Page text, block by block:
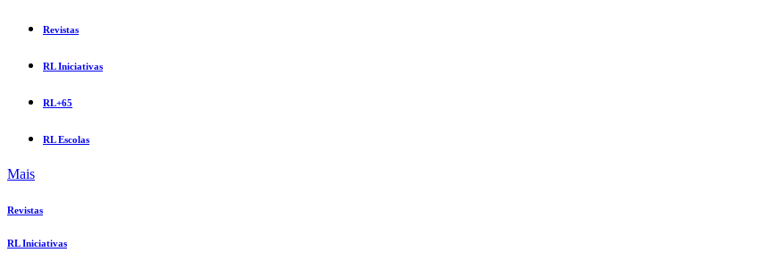
Revistas
RL Iniciativas
RL+65
RL Escolas
Mais
Revistas
RL Iniciativas